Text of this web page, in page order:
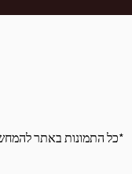
*כל התמונות באתר